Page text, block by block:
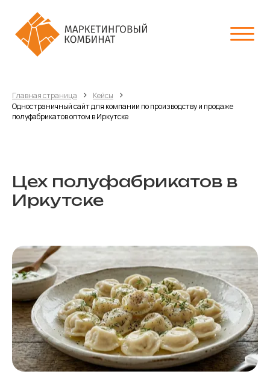
Главная страница › Кейсы ›
Одностраничный сайт для компании по производству и продаже
полуфабрикатов оптом в Иркутске
Цех полуфабрикатов в
Иркутске